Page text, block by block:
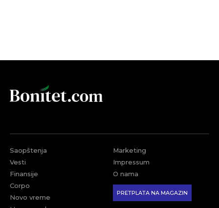
Saopštenja
Vesti
Finansije
Corpo
Novo vreme
Marketing
Impressum
O nama
PRETPLATA NA MAGAZIN